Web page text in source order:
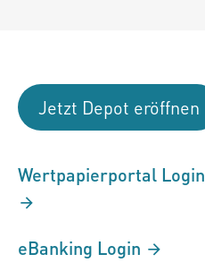
Jetzt Depot eröffnen
Wertpapierportal Login
eBanking Login